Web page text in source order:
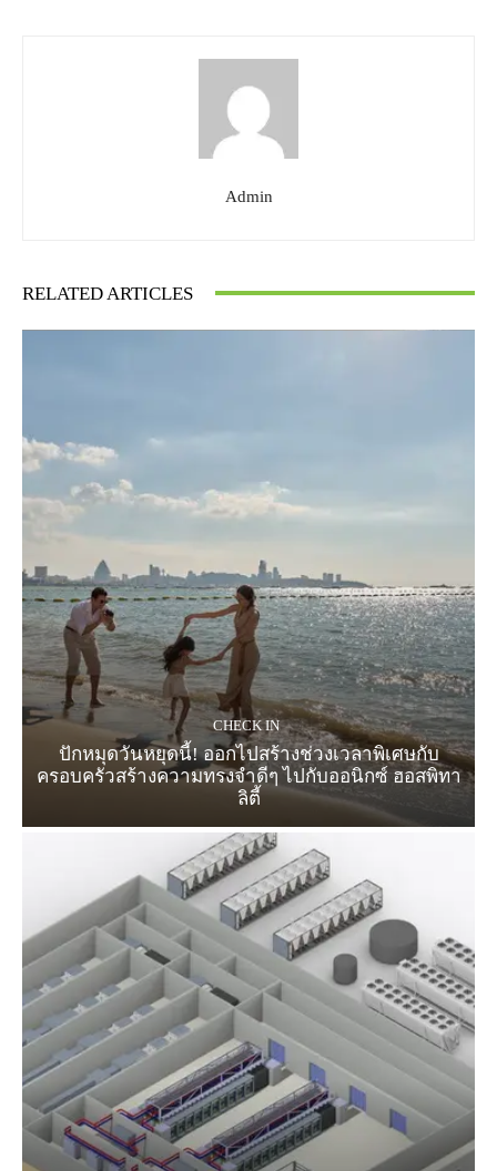
Admin
RELATED ARTICLES
CHECK IN
ปักหมุดวันหยุดนี้! ออกไปสร้างช่วงเวลาพิเศษกับ
ครอบครัวสร้างความทรงจำดีๆ ไปกับออนิกซ์ ฮอสพิทา
ลิตี้